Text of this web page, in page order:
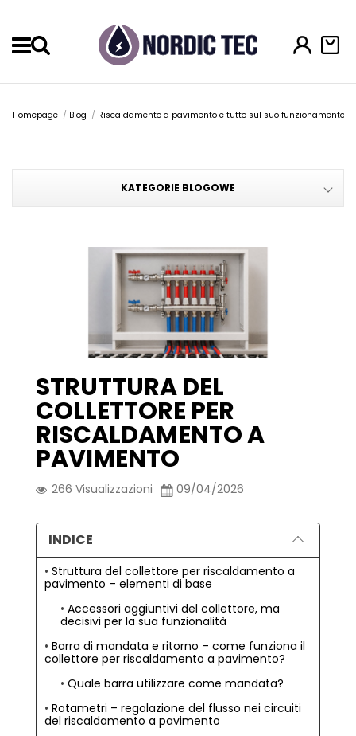
Homepage Blog Riscaldamento a pavimento e tutto sul suo funzionamento
KATEGORIE BLOGOWE
STRUTTURA DEL
COLLETTORE PER
RISCALDAMENTO A
PAVIMENTO
266 Visualizzazioni 09/04/2026
INDICE
Struttura del collettore per riscaldamento a
pavimento – elementi di base
Accessori aggiuntivi del collettore, ma
decisivi per la sua funzionalità
Barra di mandata e ritorno – come funziona il
collettore per riscaldamento a pavimento?
Quale barra utilizzare come mandata?
Rotametri – regolazione del flusso nei circuiti
del riscaldamento a pavimento